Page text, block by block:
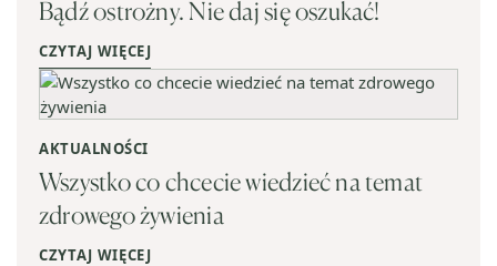
Bądź ostrożny. Nie daj się oszukać!
CZYTAJ WIĘCEJ
AKTUALNOŚCI
Wszystko co chcecie wiedzieć na temat
zdrowego żywienia
CZYTAJ WIĘCEJ